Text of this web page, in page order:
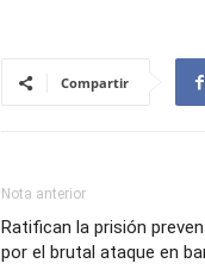
Compartir
Nota anterior
Ratifican la prisión
por el brutal ataque en